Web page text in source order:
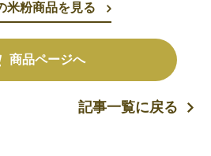
米粉商品を見る
商品ページへ
記事一覧に戻る